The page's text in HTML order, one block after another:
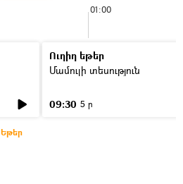
01:00
Ուղիղ եթեր
Մամուլի տեսություն
09:30 5 ր
Եթեր